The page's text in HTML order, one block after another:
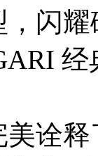
闪
诠